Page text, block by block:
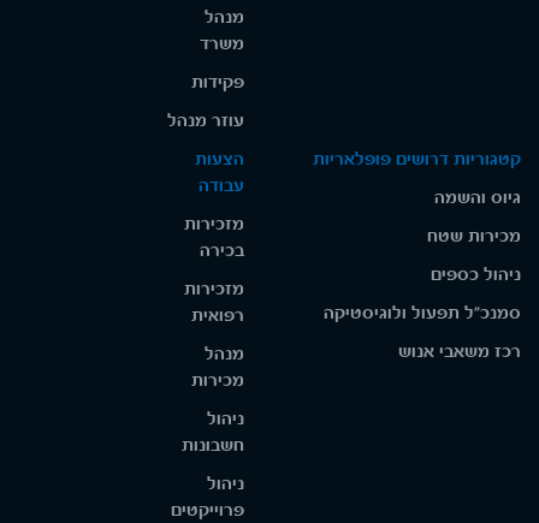
מנהל
משרד
פקידות
עוזר מנהל
קטגוריות דרושים פופלאריות
גיוס והשמה
מכירות שטח
ניהול כספים
סמנכ"ל תפעול ולוגיסטיקה
רכז משאבי אנוש
הצעות
עבודה
מזכירות
בכירה
מזכירות
רפואית
מנהל
מכירות
ניהול
חשבונות
ניהול
פרוייקטים